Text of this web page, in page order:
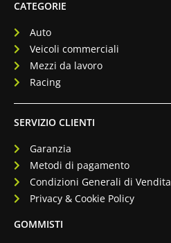
CATEGORIE
Auto
Veicoli commerciali
Mezzi da lavoro
Racing
SERVIZIO CLIENTI
Garanzia
Metodi di pagamento
Condizioni Generali di Vendita
Privacy & Cookie Policy
GOMMISTI